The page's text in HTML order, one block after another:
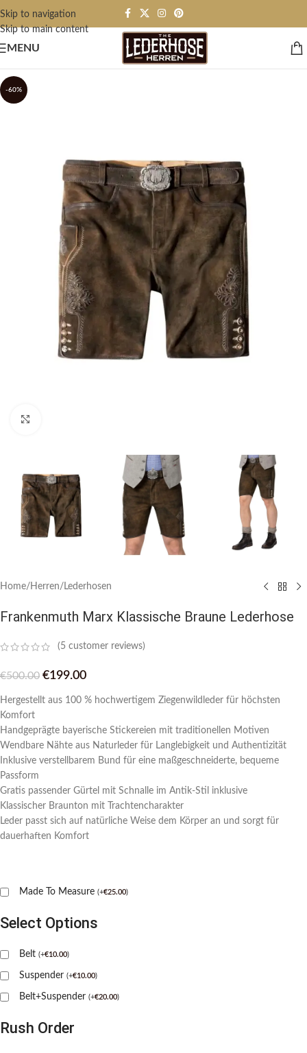
Skip to navigation
Skip to main content
MENU
-60%
Home/ Herren/ Lederhosen
Frankenmuth Marx Klassische Braune Lederhose
(5 customer reviews)
€500.00 €199.00
Hergestellt aus 100 % hochwertigem Ziegenwildleder für höchsten
Komfort
Handgeprägte bayerische Stickereien mit traditionellen Motiven
Wendbare Nähte aus Naturleder für Langlebigkeit und Authentizität
Inklusive verstellbarem Bund für eine maßgeschneiderte, bequeme
Passform
Gratis passender Gürtel mit Schnalle im Antik-Stil inklusive
Klassischer Braunton mit Trachtencharakter
Leder passt sich auf natürliche Weise dem Körper an und sorgt für
dauerhaften Komfort
Made To Measure (+€25.00)
Select Options
Belt (+€10.00)
Suspender (+€10.00)
Belt+Suspender (+€20.00)
Rush Order